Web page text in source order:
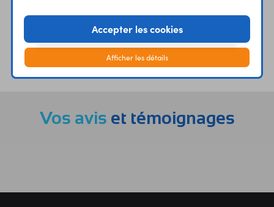
ÉTABLISSEMENTS
SCOLAIRES
PLUS 30 ANS
D’EXPERIENCE
Vos avis et témoignages
Accepter les cookies
Afficher les détails